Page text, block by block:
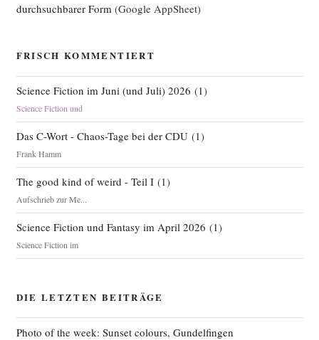
durchsuchbarer Form(Google AppSheet)
FRISCH KOMMENTIERT
Science Fiction im Juni (und Juli) 2026 (1)
Science Fiction und
Das C-Wort - Chaos-Tage bei der CDU(1)
Frank Hamm
The good kind of weird - Teil I(1)
Aufschrieb zur Me...
Science Fiction und Fantasy im April 2026 (1)
Science Fiction im
DIE LETZTEN BEITRÄGE
Photo of the week: Sunset colours, Gundelfingen